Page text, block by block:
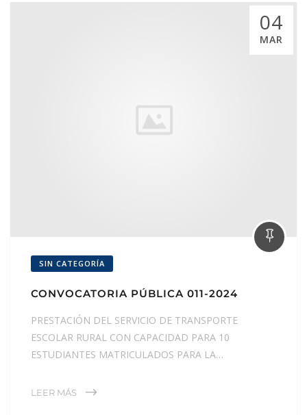
04
MAR
SIN CATEGORÍA
CONVOCATORIA PÚBLICA 011-2024
PRESTACIÓN DEL SERVICIO DE TRANSPORTE
ESCOLAR RURAL CON CAPACIDAD PARA 10
ESTUDIANTES MATRICULADOS PARA LA…
LEER MÁS